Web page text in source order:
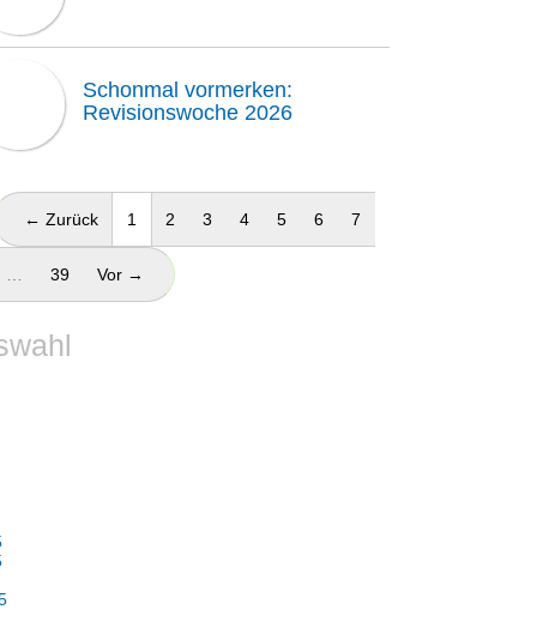
Schonmal vormerken:
Revisionswoche 2026
← Zurück 1 (aktuell)
2 3 4 5 6 7
39 Vor →